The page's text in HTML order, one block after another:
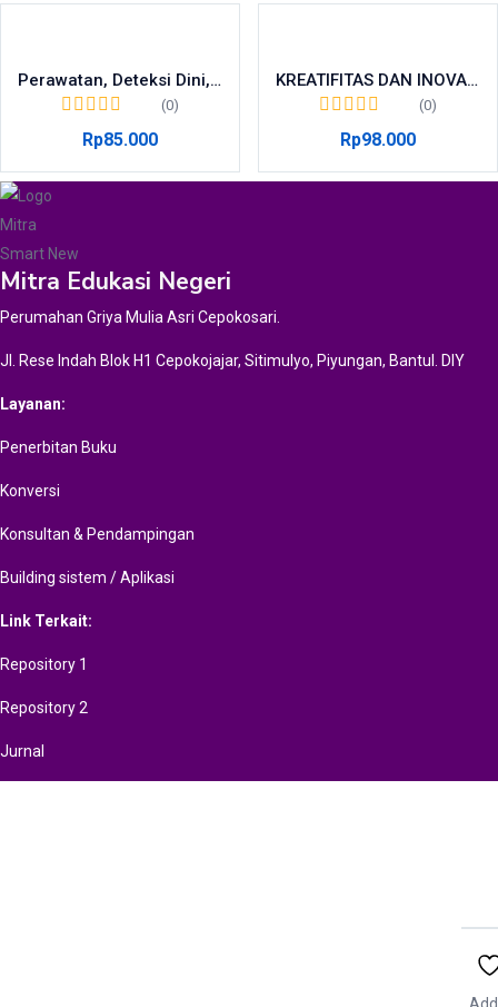
Perawatan, Deteksi Dini, dan Stimulasi Tumbuh Kembang Bayi Baru Lahir, Bayi dan Balita
(0)
Rp85.000
KREATIFITAS DAN INOVASI KEWIRAUSAHAAN TARUNA (KONSEP DAN APLIKASI)
(0)
Rp98.000
Mitra Edukasi Negeri
Perumahan Griya Mulia Asri Cepokosari.
Jl. Rese Indah Blok H1 Cepokojajar, Sitimulyo, Piyungan, Bantul. DIY
Layanan:
Penerbitan Buku
Konversi
Konsultan & Pendampingan
Building sistem / Aplikasi
Link Terkait:
Repository 1
Repository 2
Jurnal